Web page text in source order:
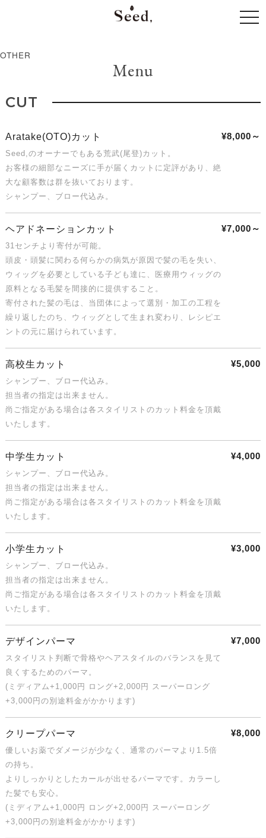
OTHER
Menu
CUT
Aratake(OTO)カット
Seed,のオーナーでもある荒武(尾登)カット。
お客様の細部なニーズに手が届くカットに定評があり、絶
大な顧客数は群を抜いております。
シャンプー、ブロー代込み。
¥8,000～
ヘアドネーションカット
31センチより寄付が可能。
頭皮・頭髪に関わる何らかの病気が原因で髪の毛を失い、
ウィッグを必要としている子ども達に、医療用ウィッグの
原料となる毛髪を間接的に提供すること。
寄付された髪の毛は、当団体によって選別・加工の工程を
繰り返したのち、ウィッグとして生まれ変わり、レシピエ
ントの元に届けられています。
¥7,000～
高校生カット
シャンプー、ブロー代込み。
担当者の指定は出来ません。
尚ご指定がある場合は各スタイリストのカット料金を頂戴
いたします。
¥5,000
中学生カット
シャンプー、ブロー代込み。
担当者の指定は出来ません。
尚ご指定がある場合は各スタイリストのカット料金を頂戴
いたします。
¥4,000
小学生カット
シャンプー、ブロー代込み。
担当者の指定は出来ません。
尚ご指定がある場合は各スタイリストのカット料金を頂戴
いたします。
¥3,000
デザインパーマ
スタイリスト判断で骨格やヘアスタイルのバランスを見て
良くするためのパーマ。
(ミディアム+1,000円 ロング+2,000円 スーパーロング
+3,000円の別途料金がかかります)
¥7,000
クリープパーマ
優しいお薬でダメージが少なく、通常のパーマより1.5倍
の持ち。
よりしっかりとしたカールが出せるパーマです。カラーし
た髪でも安心。
(ミディアム+1,000円 ロング+2,000円 スーパーロング
+3,000円の別途料金がかかります)
¥8,000